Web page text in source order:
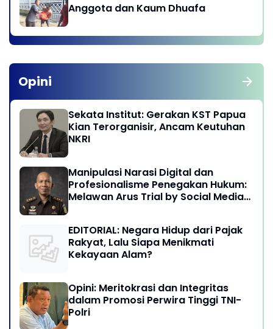
Anggota dan Kaum Dhuafa
Opini
Sekata Institut: Gerakan KST Papua
Kian Terorganisir, Ancam Keutuhan
NKRI
Manipulasi Narasi Digital dan
Profesionalisme Penegakan Hukum:
Melawan Arus Trial by Social Media
EDITORIAL: Negara Hidup dari Pajak
Rakyat, Lalu Siapa Menikmati
Kekayaan Alam?
Opini: Meritokrasi dan Integritas
dalam Promosi Perwira Tinggi TNI-
Polri